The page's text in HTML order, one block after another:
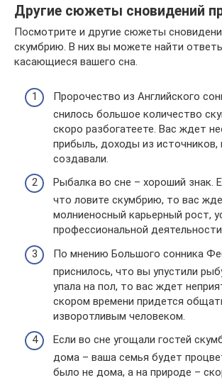
Другие сюжеты сновидений
Посмотрите и другие сюжеты
скумбрию. В них вы можете найти
касающиеся вашего сна.
Пророчество из Английского
снилось большое количество
скоро разбогатеете. Вас ждет
прибыль, доходы из
создавали.
Рыбалка во сне – хороший знак.
что ловите скумбрию, то вас
молниеносный карьерный рост,
профессиональной
По мнению Большого сонника
приснилось, что вы упустили
упала на пол, то вас ждет
скором времени придется
изворотливым человеком.
Если во сне угощали гостей
дома – ваша семья будет
было не дома, а на природе –